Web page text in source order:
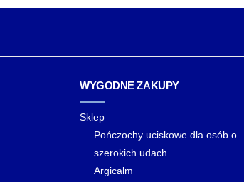
149,00 zł
WYGODNE ZAKUPY
Sklep
Pończochy uciskowe dla osób o
szerokich udach
Argicalm